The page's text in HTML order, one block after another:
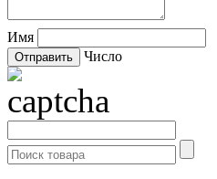
Имя
Число